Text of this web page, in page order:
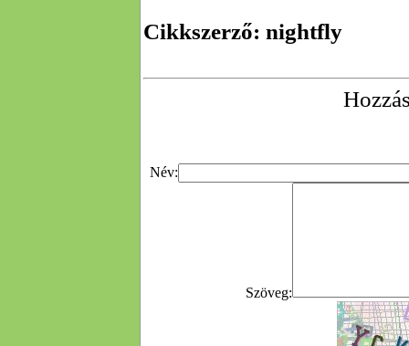
Cikkszerző: nightfly
Név:
Szöveg: